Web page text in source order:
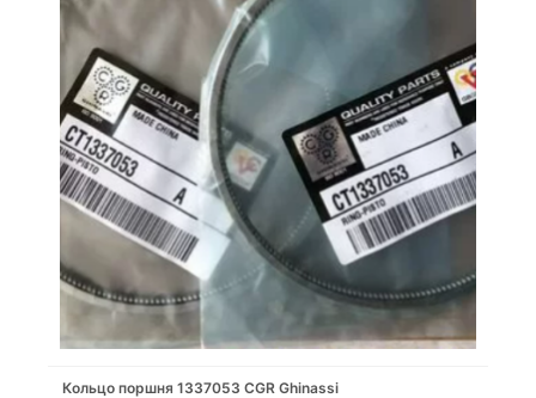
Кольцо поршня 1337053 CGR Ghinassi